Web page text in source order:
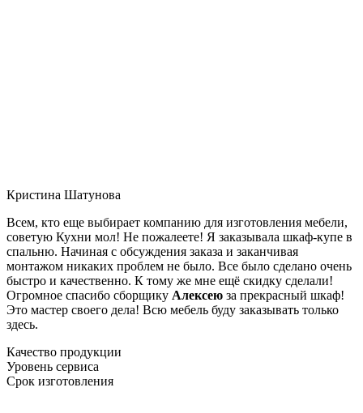
Кристина Шатунова
Всем, кто еще выбирает компанию для изготовления мебели,
советую Кухни мол! Не пожалеете! Я заказывала шкаф-купе в
спальню. Начиная с обсуждения заказа и заканчивая
монтажом никаких проблем не было. Все было сделано очень
быстро и качественно. К тому же мне ещё скидку сделали!
Огромное спасибо сборщику Алексею за прекрасный шкаф!
Это мастер своего дела! Всю мебель буду заказывать только
здесь.
Качество продукции
Уровень сервиса
Срок изготовления